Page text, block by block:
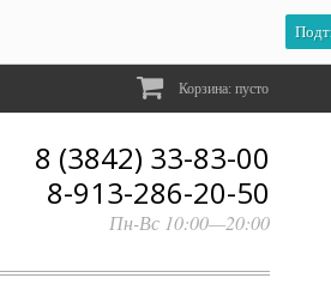
Корзина: пусто
8 (3842) 33-83-00
8-913-286-20-50
Пн-Вс 10:00—20:00